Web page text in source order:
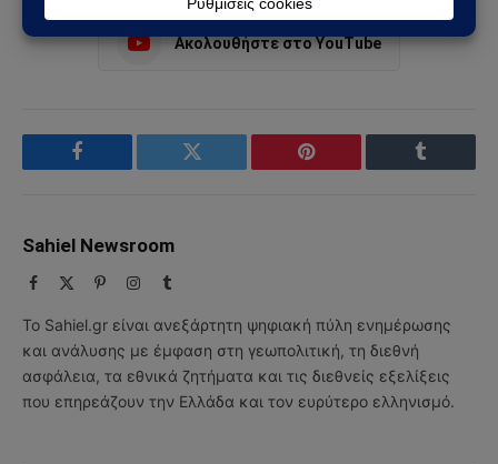
Ακολουθήστε στο YouTube
Facebook Twitter Pinterest Tumblr
Sahiel Newsroom
Facebook PinterestInstagram
Tumblr
Το Sahiel.gr είναι ανεξάρτητη ψηφιακή πύλη ενημέρωσης
και ανάλυσης με έμφαση στη γεωπολιτική, τη διεθνή
ασφάλεια, τα εθνικά ζητήματα και τις διεθνείς εξελίξεις
που επηρεάζουν την Ελλάδα και τον ευρύτερο ελληνισμό.